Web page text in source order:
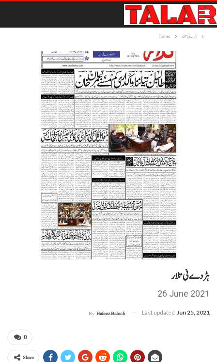
Home ہڑدیئی تلار
ہڑدے ئی تلار
26 June 2021
By Hafeez Baloch Last updated Jun 25, 2021
0
Share